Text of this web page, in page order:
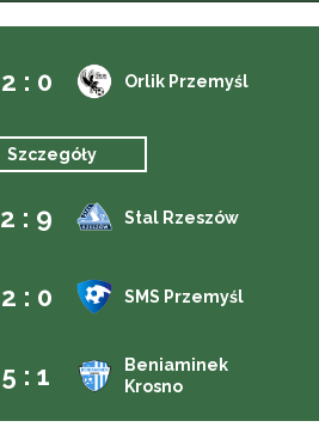
2 : 0 Orlik Przemyśl
Szczegóły
2 : 9 Stal Rzeszów
2 : 0 SMS Przemyśl
5 : 1
Beniaminek
Krosno